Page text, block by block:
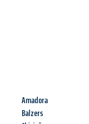
Amadora
Balzers